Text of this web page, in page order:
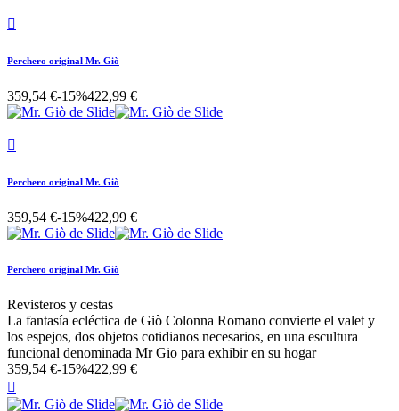

Perchero original Mr. Giò
359,54 €-15%422,99 €

Perchero original Mr. Giò
359,54 €-15%422,99 €
Perchero original Mr. Giò
Revisteros y cestas
La fantasía ecléctica de Giò Colonna Romano convierte el valet y
los espejos, dos objetos cotidianos necesarios, en una escultura
funcional denominada Mr Gio para exhibir en su hogar
359,54 €-15%422,99 €
